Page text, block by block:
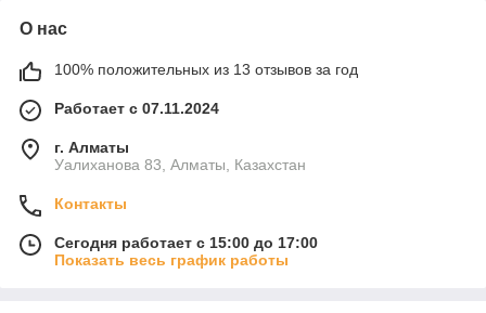
О нас
100% положительных из 13 отзывов за год
Работает с 07.11.2024
г. Алматы
Уалиханова 83, Алматы, Казахстан
Контакты
Сегодня работает с 15:00 до 17:00
Показать весь график работы